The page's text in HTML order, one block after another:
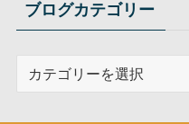
ブログカテゴリー